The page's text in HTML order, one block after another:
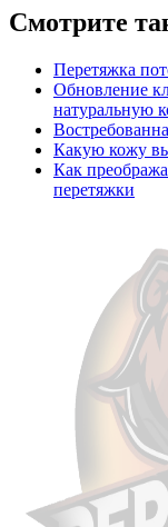
Смотрите
Перетяжка
Обновление
натуральную
Какую кожу
Как
перетяжки